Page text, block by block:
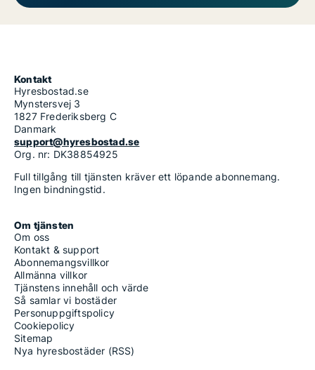
Kontakt
Hyresbostad.se
Mynstersvej 3
1827 Frederiksberg C
Danmark
support@hyresbostad.se
Org. nr: DK38854925
Full tillgång till tjänsten kräver ett löpande abonnemang.
Ingen bindningstid.
Om tjänsten
Om oss
Kontakt & support
Abonnemangsvillkor
Allmänna villkor
Tjänstens innehåll och värde
Så samlar vi bostäder
Personuppgiftspolicy
Cookiepolicy
Sitemap
Nya hyresbostäder (RSS)